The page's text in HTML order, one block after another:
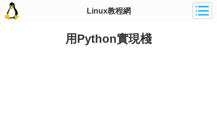
Linux教程網
用Python實現棧